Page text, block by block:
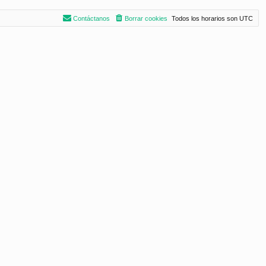
Todos los horarios son UTC
Borrar cookies
Contáctanos